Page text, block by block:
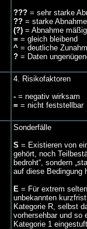
??? = sehr starke
?? = starke Abnahme
(?) = Abnahme
= = gleich bleibend
^ = deutliche
? = Daten
4. Risikofaktoren
- = negativ wirksam
= = nicht feststellbar
Sonderfälle
S = Existieren von
gehört, noch
bedroht“, sondern
auf diese Bedingung
E = Für extrem
unbekannten
Kategorie R, selbst
vorhersehbar und so
Kategorie 1